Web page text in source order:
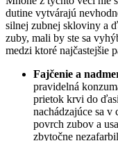
dutine vytvárajú
silnej zubnej skloviny a
zuby, mali by ste sa
medzi ktoré najčastejšie
Fajčenie a
pravidelná
prietok krvi do
nachádzajúce sa v
povrch zubov a
zbytočne